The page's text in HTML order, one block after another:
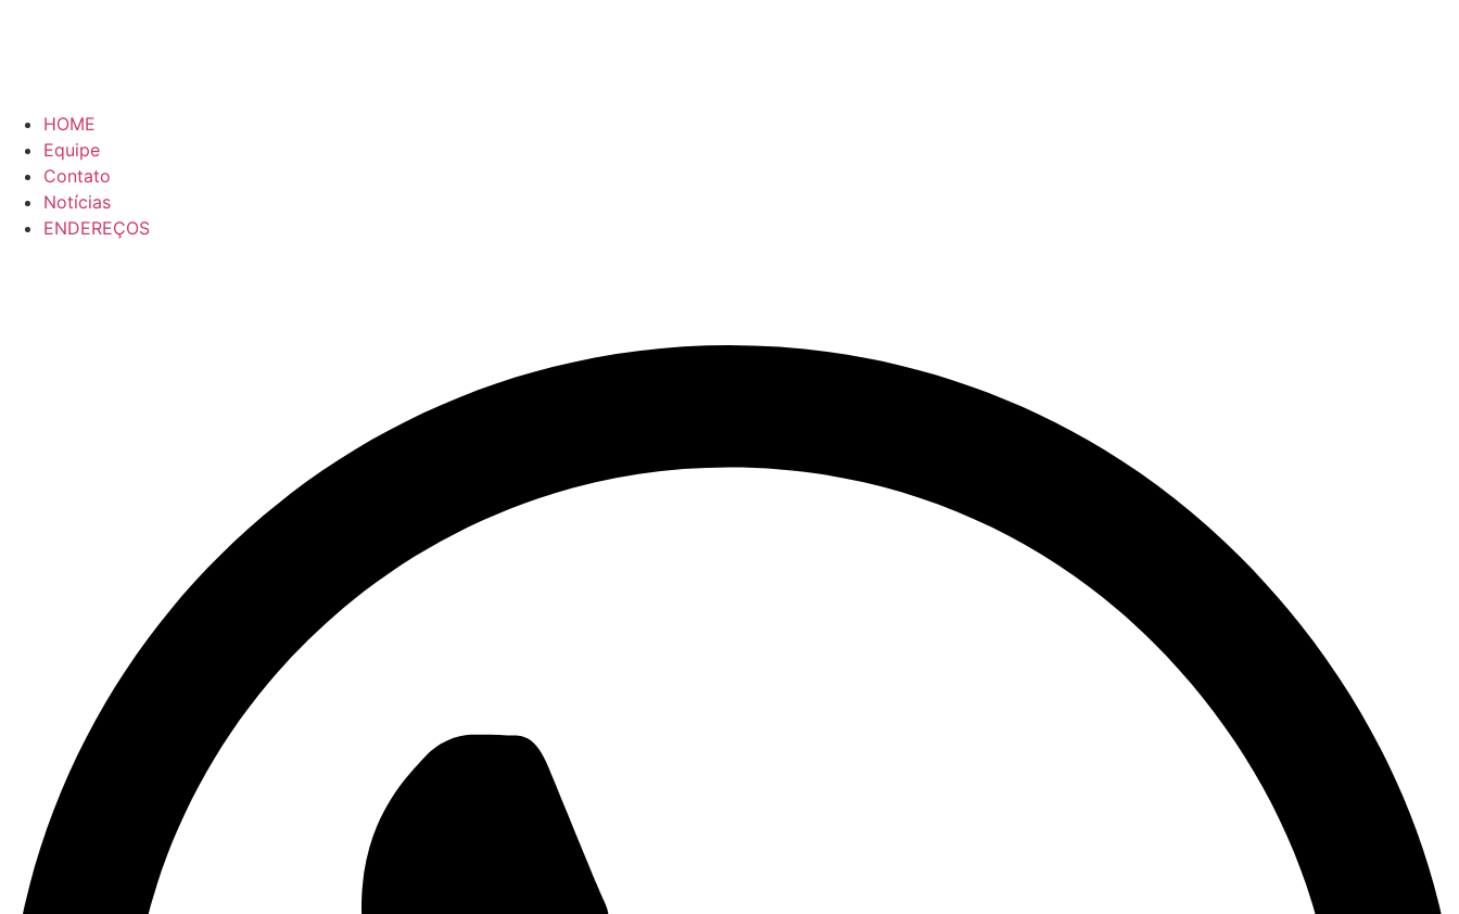
HOME
Equipe
Contato
Notícias
ENDEREÇOS